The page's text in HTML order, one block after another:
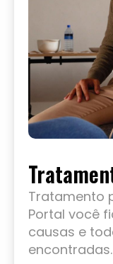
Tratamento
Portal você
causas e
encontradas.